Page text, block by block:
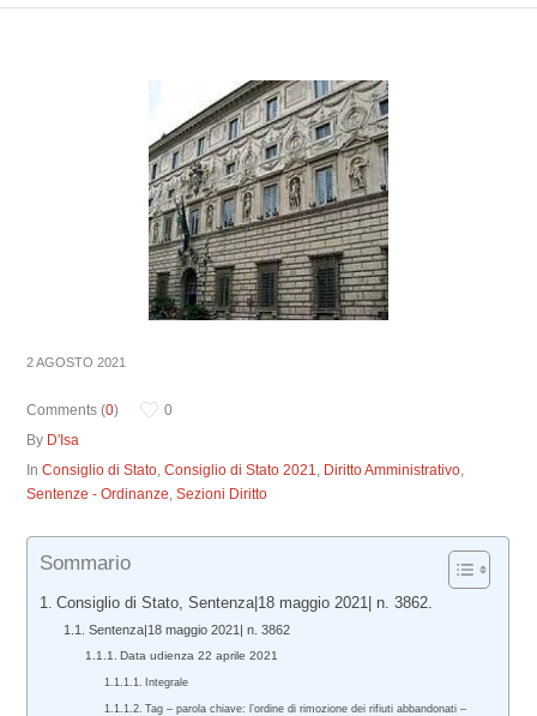
2 AGOSTO 2021
Comments (0)
0
By D'Isa
InConsiglio di Stato,Consiglio di Stato 2021, Diritto Amministrativo,
Sentenze - Ordinanze,Sezioni Diritto
Sommario
Consiglio di Stato, Sentenza|18 maggio 2021| n. 3862.
Sentenza|18 maggio 2021| n. 3862
Data udienza 22 aprile 2021
Integrale
Tag – parola chiave: l’ordine di rimozione dei rifiuti abbandonati –